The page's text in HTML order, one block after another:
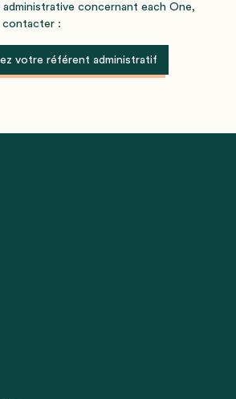
concernant each One,
contacter :
votre référent administratif